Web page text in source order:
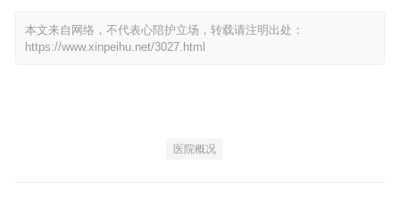
本文来自网络，不代表心陪护立场，转载请注明出处：
https://www.xinpeihu.net/3027.html
医院概况